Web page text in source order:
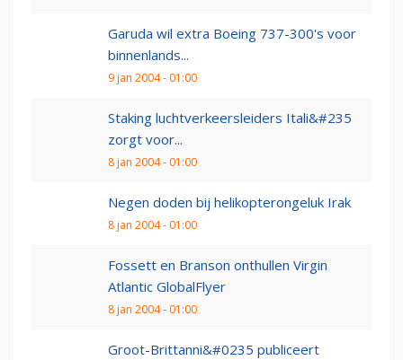
Garuda wil extra Boeing 737-300's voor
binnenlands...
9 jan 2004 - 01:00
Staking luchtverkeersleiders Itali&#235
zorgt voor...
8 jan 2004 - 01:00
Negen doden bij helikopterongeluk Irak
8 jan 2004 - 01:00
Fossett en Branson onthullen Virgin
Atlantic GlobalFlyer
8 jan 2004 - 01:00
Groot-Brittanni&#0235 publiceert